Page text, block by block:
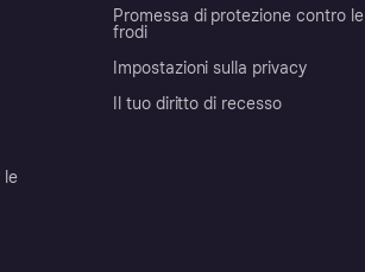
le
Promessa di protezione contro le
frodi
Impostazioni sulla privacy
Il tuo diritto di recesso